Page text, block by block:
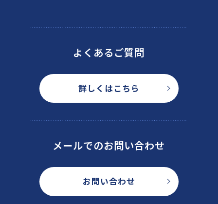
よくあるご質問
詳しくはこちら
メールでのお問い合わせ
お問い合わせ